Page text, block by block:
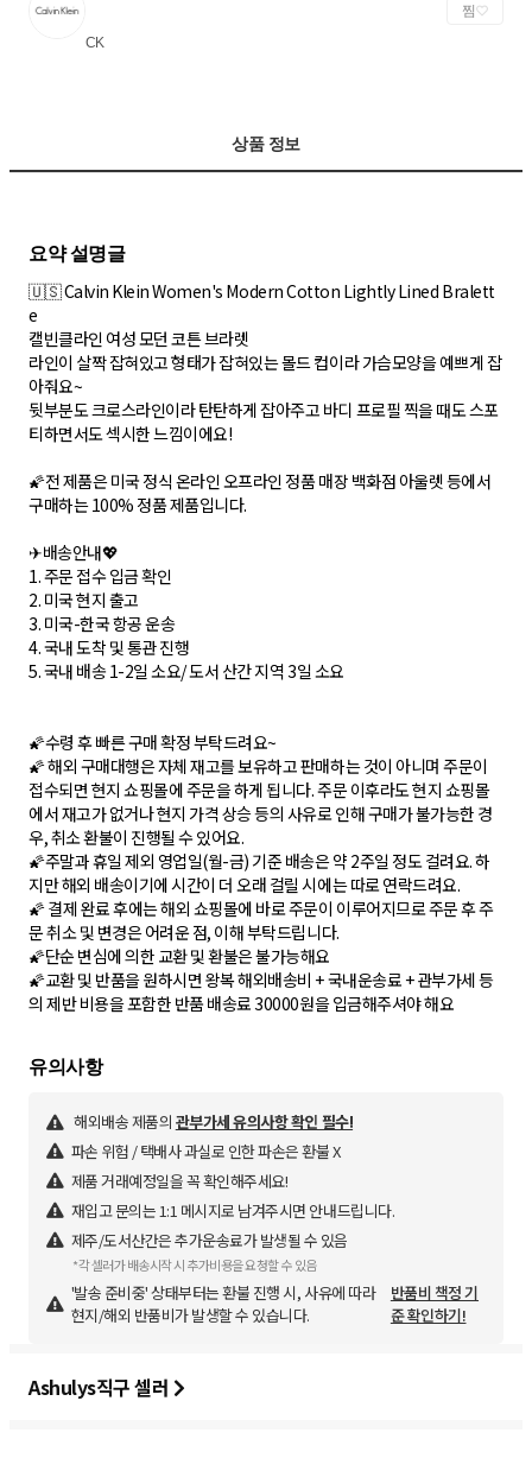
CK
찜
상품 정보
요약 설명글
🇺🇸 Calvin Klein Women's Modern Cotton Lightly Lined Bralett
e
캘빈클라인 여성 모던 코튼 브라렛
라인이 살짝 잡혀있고 형태가 잡혀있는 몰드 컵이라 가슴모양을 예쁘게 잡
아줘요~
뒷부분도 크로스라인이라 탄탄하게 잡아주고 바디 프로필 찍을 때도 스포
티하면서도 섹시한 느낌이에요!
🌠전 제품은 미국 정식 온라인 오프라인 정품 매장 백화점 아울렛 등에서
구매하는 100% 정품 제품입니다.
✈배송안내💖
1. 주문 접수 입금 확인
2. 미국 현지 출고
3. 미국-한국 항공 운송
4. 국내 도착 및 통관 진행
5. 국내 배송 1-2일 소요/ 도서 산간 지역 3일 소요
🌠수령 후 빠른 구매 확정 부탁드려요~
🌠 해외 구매대행은 자체 재고를 보유하고 판매하는 것이 아니며 주문이
접수되면 현지 쇼핑몰에 주문을 하게 됩니다. 주문 이후라도 현지 쇼핑몰
에서 재고가 없거나 현지 가격 상승 등의 사유로 인해 구매가 불가능한 경
우, 취소 환불이 진행될 수 있어요.
🌠주말과 휴일 제외 영업일(월-금) 기준 배송은 약 2주일 정도 걸려요. 하
지만 해외 배송이기에 시간이 더 오래 걸릴 시에는 따로 연락드려요.
🌠 결제 완료 후에는 해외 쇼핑몰에 바로 주문이 이루어지므로 주문 후 주
문 취소 및 변경은 어려운 점, 이해 부탁드립니다.
🌠단순 변심에 의한 교환 및 환불은 불가능해요
🌠교환 및 반품을 원하시면 왕복 해외배송비 + 국내운송료 + 관부가세 등
의 제반 비용을 포함한 반품 배송료 30000원을 입금해주셔야 해요
유의사항
해외배송 제품의 관부가세 유의사항 확인 필수!
파손 위험 / 택배사 과실로 인한 파손은 환불 X
제품 거래예정일을 꼭 확인해주세요!
재입고 문의는 1:1 메시지로 남겨주시면 안내드립니다.
제주/도서산간은 추가운송료가 발생될 수 있음
*각 셀러가 배송시작 시 추가비용을 요청할 수 있음
'발송 준비중' 상태부터는 환불 진행 시, 사유에 따라
현지/해외 반품비가 발생할 수 있습니다.
반품비 책정 기
준 확인하기!
Ashulys직구 셀러